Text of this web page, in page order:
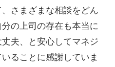
さまざまな相談をどん
の上司の存在も本当に
夫、と安心してマネジ
ることに感謝していま